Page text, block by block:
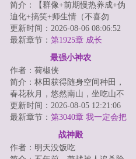
简介：【群像+前期慢热养成+伪
迪化+搞笑+师生情（不喜勿
入）】半个月撵走三个班主任。
面对有着人均混世魔...
更新时间：2026-08-06 08:06:52
最新章节： 第1925章 成长
最强小神农
作者：荷椒侠
简介：林田获得随身空间种田，
春花秋月，悠然南山，坐吃山不
空。他只想过好自己的小日子，
实力却不允许他...
更新时间：2026-08-05 12:21:06
最新章节： 第3040章 我一定会把
战神殿
作者：明天没饭吃